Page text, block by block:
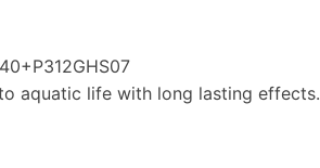
aquatic life with long lasting effects.
€50,00